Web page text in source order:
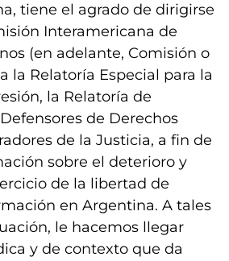
tiene el agrado de dirigirse
Interamericana de
(en adelante, Comisión o
la Relatoría Especial para la
la Relatoría de
de Derechos
de la Justicia, a fin de
sobre el deterioro y
de la libertad de
en Argentina. A tales
le hacemos llegar
y de contexto que da